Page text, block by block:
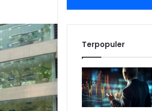
Terpopuler